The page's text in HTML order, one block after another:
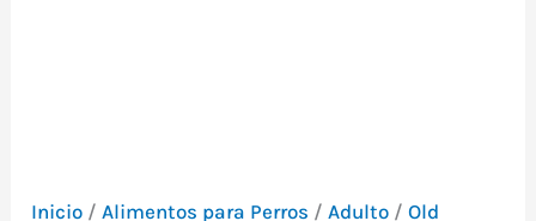
Inicio /Alimentos para Perros /Adulto /Old